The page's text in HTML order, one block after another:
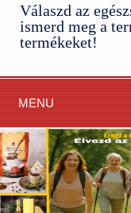
Válaszd az
ismerd meg a
termékeket!
MENU